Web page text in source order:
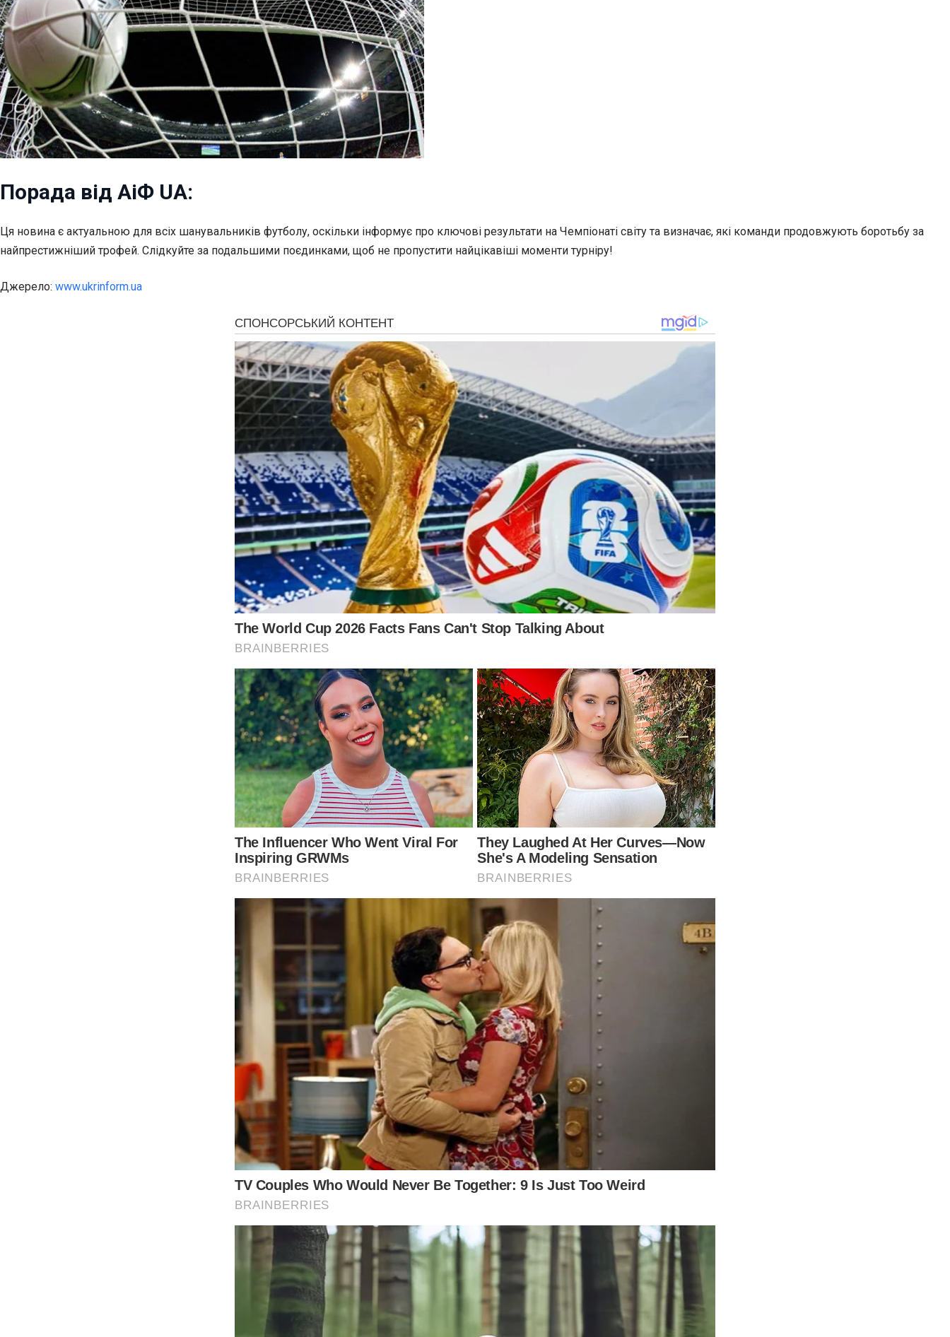
Порада від АіФ UA:
Ця новина є актуальною для всіх шанувальників футболу, оскільки інформує про ключові результати на Чемпіонаті світу та визначає, які команди продовжують боротьбу за
найпрестижніший трофей. Слідкуйте за подальшими поєдинками, щоб не пропустити найцікавіші моменти турніру!
Джерело: www.ukrinform.ua